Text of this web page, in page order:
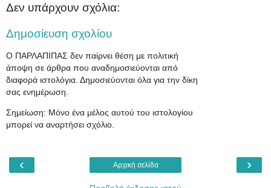
Δεν υπάρχουν σχόλια:
Δημοσίευση σχολίου
Ο ΠΑΡΛΑΠΙΠΑΣ δεν παίρνει θέση με πολιτική
άποψη σε άρθρα που αναδημοσιεύονται από
διαφορά ιστολόγια. Δημοσιεύονται όλα για την δίκη
σας ενημέρωση.
Σημείωση: Μόνο ένα μέλος αυτού του ιστολογίου
μπορεί να αναρτήσει σχόλιο.
‹ ›
Αρχική σελίδα